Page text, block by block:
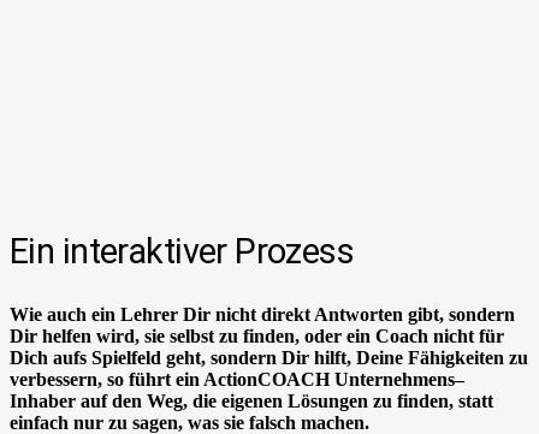
Ein interaktiver Prozess
Wie auch ein Lehrer Dir nicht direkt Antworten gibt, sondern
Dir helfen wird, sie selbst zu finden, oder ein Coach nicht für
Dich aufs Spielfeld geht, sondern Dir hilft, Deine Fähigkeiten zu
verbessern, so führt ein ActionCOACH Unternehmens–
Inhaber auf den Weg, die eigenen Lösungen zu finden, statt
einfach nur zu sagen, was sie falsch machen.